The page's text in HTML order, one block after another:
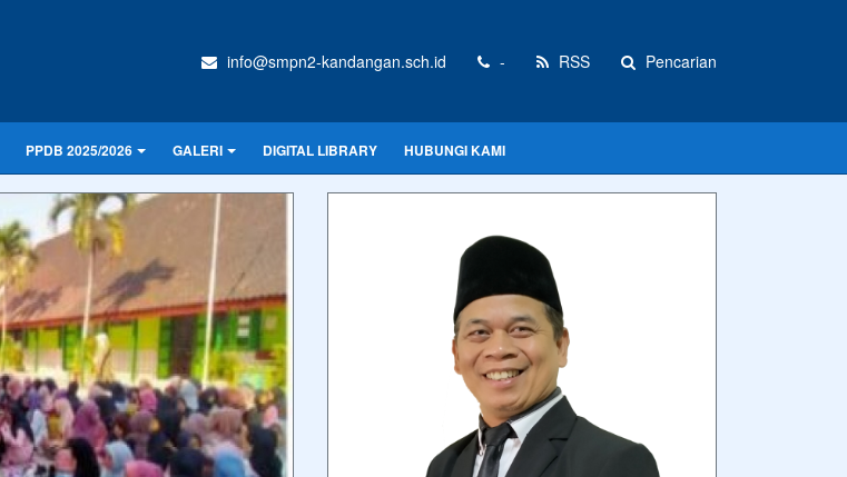
info@smpn2-kandangan.sch.id - RSS Pencarian
PPDB 2025/2026 GALERI DIGITAL LIBRARY HUBUNGI KAMI